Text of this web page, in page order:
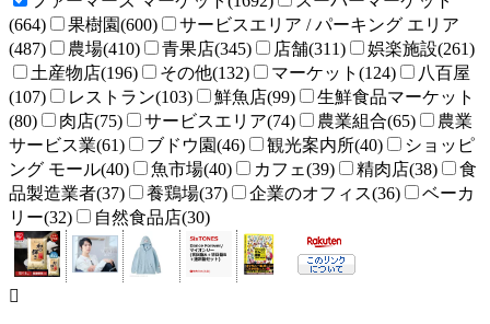
(664)
果樹園(600)
サービスエリア / パーキング エリア
(487)
農場(410) 青果店(345) 店舗(311)
娯楽施設(261)
土産物店(196)
その他(132) マーケット(124)
八百屋
(107)
レストラン(103) 鮮魚店(99)
生鮮食品マーケット
(80)
肉店(75) サービスエリア(74) 農業組合(65)
農業
サービス業(61)
ブドウ園(46) 観光案内所(40)
ショッピ
ング モール(40)
魚市場(40) カフェ(39) 精肉店(38)
食
品製造業者(37)
養鶏場(37) 企業のオフィス(36)
ベーカ
リー(32)
自然食品店(30)